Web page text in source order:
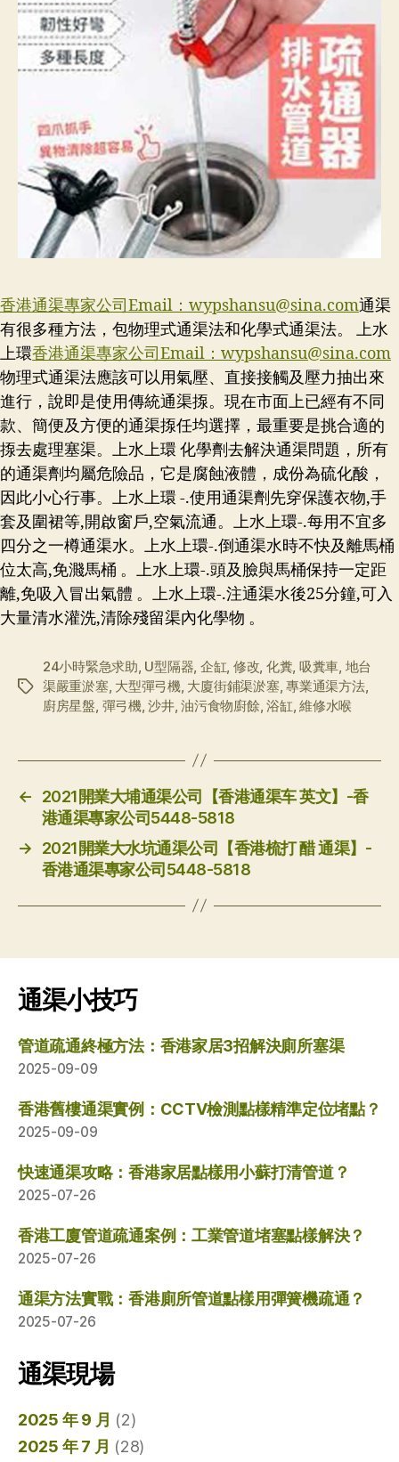
香港通渠專家公司Email： wypshansu@sina.com通渠
有很多種方法，包物理式通渠法和化學式通渠法。 上水
上環香港通渠專家公司Email： wypshansu@sina.com
物理式通渠法應該可以用氣壓、直接接觸及壓力抽出來
進行，說即是使用傳統通渠揼。現在市面上已經有不同
款、簡便及方便的通渠揼任均選擇，最重要是挑合適的
揼去處理塞渠。上水上環 化學劑去解決通渠問題，所有
的通渠劑均屬危險品，它是腐蝕液體，成份為硫化酸，
因此小心行事。上水上環 -.使用通渠劑先穿保護衣物,手
套及圍裙等,開啟窗戶,空氣流通。上水上環-.每用不宜多
四分之一樽通渠水。上水上環-.倒通渠水時不快及離馬桶
位太高,免濺馬桶 。上水上環-.頭及臉與馬桶保持一定距
離,免吸入冒出氣體 。上水上環-.注通渠水後25分鐘,可入
大量清水灌洗,清除殘留渠內化學物 。
标
24小時緊急求助 U型隔器 企缸 修改 化糞 吸糞車 地台
渠嚴重淤塞, 大型彈弓機, 大廈街鋪渠淤塞,專業通渠方法,
廚房星盤 彈弓機,沙井,油污食物廚餘 ,浴缸 ,維修水喉
←
2021開業大埔通渠公司【香港通渠车 英文】-香
港通渠專家公司5448-5818
→
2021開業大水坑通渠公司【香港梳打 醋 通渠】-
香港通渠專家公司5448-5818
通渠小技巧
管道疏通終極方法：香港家居3招解決廁所塞渠
2025-09-09
香港舊樓通渠實例：CCTV檢測點樣精準定位堵點？
2025-09-09
快速通渠攻略：香港家居點樣用小蘇打清管道？
2025-07-26
香港工廈管道疏通案例：工業管道堵塞點樣解決？
2025-07-26
通渠方法實戰：香港廁所管道點樣用彈簧機疏通？
2025-07-26
通渠現場
2025 年 9 月 (2)
2025 年 7 月 (28)